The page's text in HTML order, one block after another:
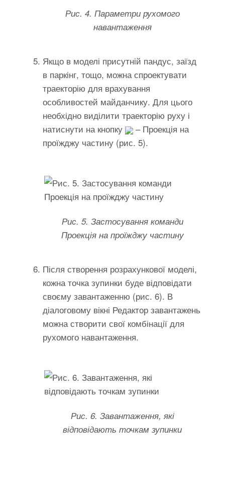
Рис. 4. Параметри рухомого
навантаження
Якщо в моделі присутній пандус, заїзд
в паркінг, тощо, можна спроектувати
траекторію для врахування
особливостей майданчику. Для цього
необхідно виділити траекторію руху і
натиснути на кнопку
– Проекція на
проїжджу частину (рис. 5).
Рис. 5. Застосування команди
Проекція на проїжджу частину
Після створення розрахункової моделі,
кожна точка зупинки буде відповідати
своєму завантаженню (рис. 6). В
діалоговому вікні Редактор завантажень
можна створити свої комбінації для
рухомого навантаження.
Рис. 6. Завантаження, які
відповідають точкам зупинки